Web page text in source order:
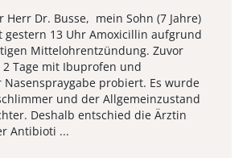
Herr Dr. Busse, mein Sohn (7 Jahre)
gestern 13 Uhr Amoxicillin aufgrund
Mittelohrentzündung. Zuvor
Tage mit Ibuprofen und
Nasenspraygabe probiert. Es wurde
und der Allgemeinzustand
Deshalb entschied die Ärztin
Antibioti ...